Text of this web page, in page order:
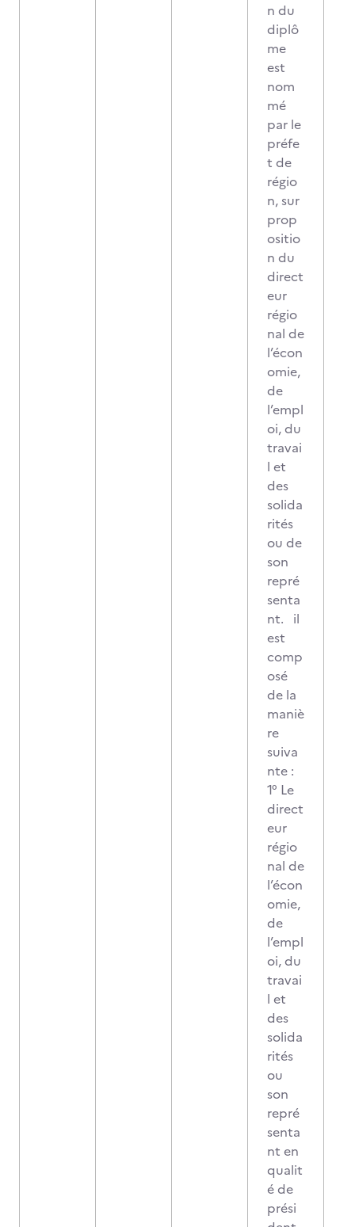
n du
diplô
me
est
nom
mé
par le
préfe
t de
régio
n, sur
prop
ositio
n du
direct
eur
régio
nal de
l’écon
omie,
de
l’empl
oi, du
travai
l et
des
solida
rités
ou de
son
repré
senta
nt. il
est
comp
osé
de la
maniè
re
suiva
nte :
1° Le
direct
eur
régio
nal de
l’écon
omie,
de
l’empl
oi, du
travai
l et
des
solida
rités
ou
son
repré
senta
nt en
qualit
é de
prési